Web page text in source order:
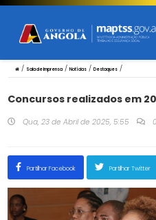
/ Sala de Imprensa/ Notícias/ Destaques/
Concursos realizados em
Qua, 23 de Abril de 2025, 5:55 0
Partilhar Facebook Partilhar Twitter